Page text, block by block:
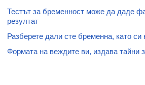
Тестът за бременност може да даде
резултат
Разберете дали сте бременна, като си
Формата на веждите ви, издава тайни